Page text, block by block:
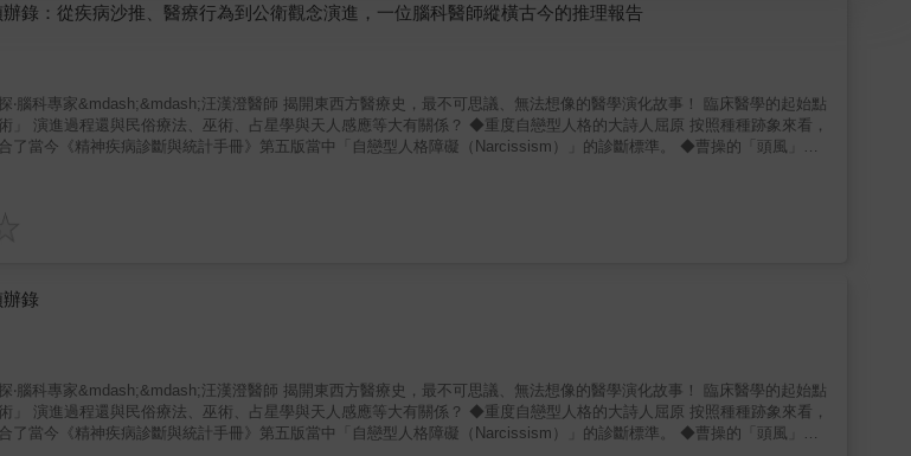
辦錄：從疾病沙推、醫療行為到公衛觀念演進，一位腦科醫師縱橫古今的推理報告
科專家&mdash;&mdash;汪漢澄醫師 揭開東西方醫療史，最不可思議、無法想像的醫學演化故事！ 臨床醫學的起始點
與民俗療法、巫術、占星學與天人感應等大有關係？ ◆重度自戀型人格的大詩人屈原 按照種種跡象來看，
今《精神疾病診斷與統計手冊》第五版當中「自戀型人格障礙（Narcissism）」的診斷標準。 ◆曹操的「頭風」到
馬暴君尼祿和歐洲貴族太太都愛用，因為
◆東方煉丹西方煉金，大家都想長生不老！ 無論東西方都希望透過宇宙天地的能量，
有模糊的空間。而臨床醫學的猜測成分很大，經常要在沒有確切科學數據的狀況，由醫師個人診斷經驗主觀的判斷病人的
何看待疾病入手，暢談中西醫療的古今演
讀到古人異想天開的疾病觀、醫療觀，也可讀到有趣的典故，又獲得了基本的醫療常識。第一輯探討古人的病是由何而
情，像是屈原、曹操、蘇東坡、王羲之等人，先推理他們可能是什麼病，再帶入該疾病的古今流變。第二輯則是針對某種
書透過大量中西文獻與案例，搭配作者的專業輔助切入釐清，介紹東西歷史人物、小
疾病沙盤推演，以及各種醫學行為、公共衛生觀念的演化，搭配精彩圖片，為讀者展現東西方一段又一段，從幻想進展至
祝由」
方法，所以傳統中醫的科別當中，就堂而皇之的包括了「祝由科」。比方隋代巢元方等所著的「諸病源候論」說：「凡蠱
辦錄
科專家&mdash;&mdash;汪漢澄醫師 揭開東西方醫療史，最不可思議、無法想像的醫學演化故事！ 臨床醫學的起始點
與民俗療法、巫術、占星學與天人感應等大有關係？ ◆重度自戀型人格的大詩人屈原 按照種種跡象來看，
今《精神疾病診斷與統計手冊》第五版當中「自戀型人格障礙（Narcissism）」的診斷標準。 ◆曹操的「頭風」到